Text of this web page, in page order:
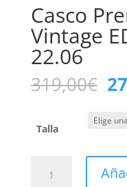
Casco
Vintage
22.06
319,00€ El
Talla
Premier